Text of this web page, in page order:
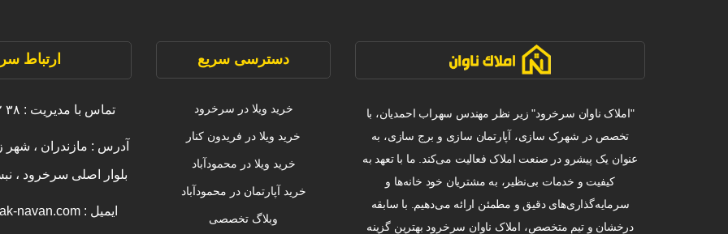
"املاک ناوان سرخرود" زیر نظر مهندس سهراب احمدیان، با
تخصص در شهرک سازی، آپارتمان سازی و برج سازی، به
عنوان یک پیشرو در صنعت املاک فعالیت می‌کند. ما با تعهد به
کیفیت و خدمات بی‌نظیر، به مشتریان خود خانه‌ها و
سرمایه‌گذاری‌های دقیق و مطمئن ارائه می‌دهیم. با سابقه
درخشان و تیم متخصص، املاک ناوان سرخرود بهترین گزینه
دسترسی سریع
خرید ویلا در سرخرود
خرید ویلا در فریدون کنار
خرید ویلا در محمودآباد
خرید آپارتمان در محمودآباد
وبلاگ تخصصی
ارتباط
تماس با مدیریت : ۳۸ ۲۲۲۲۲ ۰۹۱۱
آدرس : مازندران ، شهر
بلوار اصلی سرخرود ،
ایمیل : info [@] amlak-navan.com